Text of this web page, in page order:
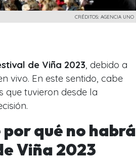
CRÉDITOS: AGENCIA UNO
de Viña 2023 , debido a
vivo. En este sentido, cabe
que tuvieron desde la
qué no habrá
Viña 2023